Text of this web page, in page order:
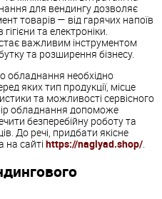
для вендингу дозволяє
товарів — від гарячих напоїв
та електроніки.
важливим інструментом
та розширення бізнесу.
обладнання необхідно
яких тип продукції, місце
та можливості сервісного
обладнання допоможе
безперебійну роботу та
До речі, придбати якісне
сайті https://naglyad.shop/.